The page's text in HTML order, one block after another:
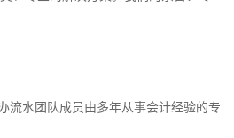
流水团队成员由多年从事会计经验的专